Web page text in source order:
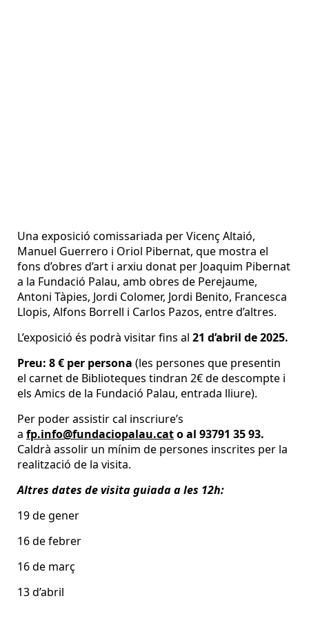
Una exposició comissariada per Vicenç Altaió,
Manuel Guerrero i Oriol Pibernat, que mostra el
fons d’obres d’art i arxiu donat per Joaquim Pibernat
a la Fundació Palau, amb obres de Perejaume,
Antoni Tàpies, Jordi Colomer, Jordi Benito, Francesca
Llopis, Alfons Borrell i Carlos Pazos, entre d’altres.
L’exposició és podrà visitar fins al 21 d’abril de 2025.
Preu: 8 € per persona (les persones que presentin
el carnet de Biblioteques tindran 2€ de descompte i
els Amics de la Fundació Palau, entrada lliure).
Per poder assistir cal inscriure’s
a fp.info@fundaciopalau.cato al 93791 35 93.
Caldrà assolir un mínim de persones inscrites per la
realització de la visita.
Altres dates de visita guiada a les 12h:
19 de gener
16 de febrer
16 de març
13 d’abril